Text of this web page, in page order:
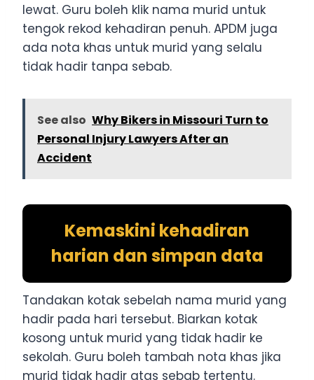
lewat. Guru boleh klik nama murid untuk
tengok rekod kehadiran penuh. APDM juga
ada nota khas untuk murid yang selalu
tidak hadir tanpa sebab.
See also Why Bikers in Missouri Turn to
Personal Injury Lawyers After an
Accident
Kemaskini kehadiran
harian dan simpan data
Tandakan kotak sebelah nama murid yang
hadir pada hari tersebut. Biarkan kotak
kosong untuk murid yang tidak hadir ke
sekolah. Guru boleh tambah nota khas jika
murid tidak hadir atas sebab tertentu.